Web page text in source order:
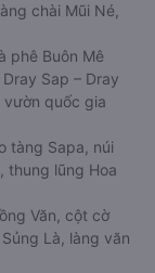
chài Mũi Né,
phê Buôn Mê
Sap – Dray
vườn quốc gia
tàng Sapa, núi
thung lũng Hoa
Văn, cột cờ
Là, làng văn